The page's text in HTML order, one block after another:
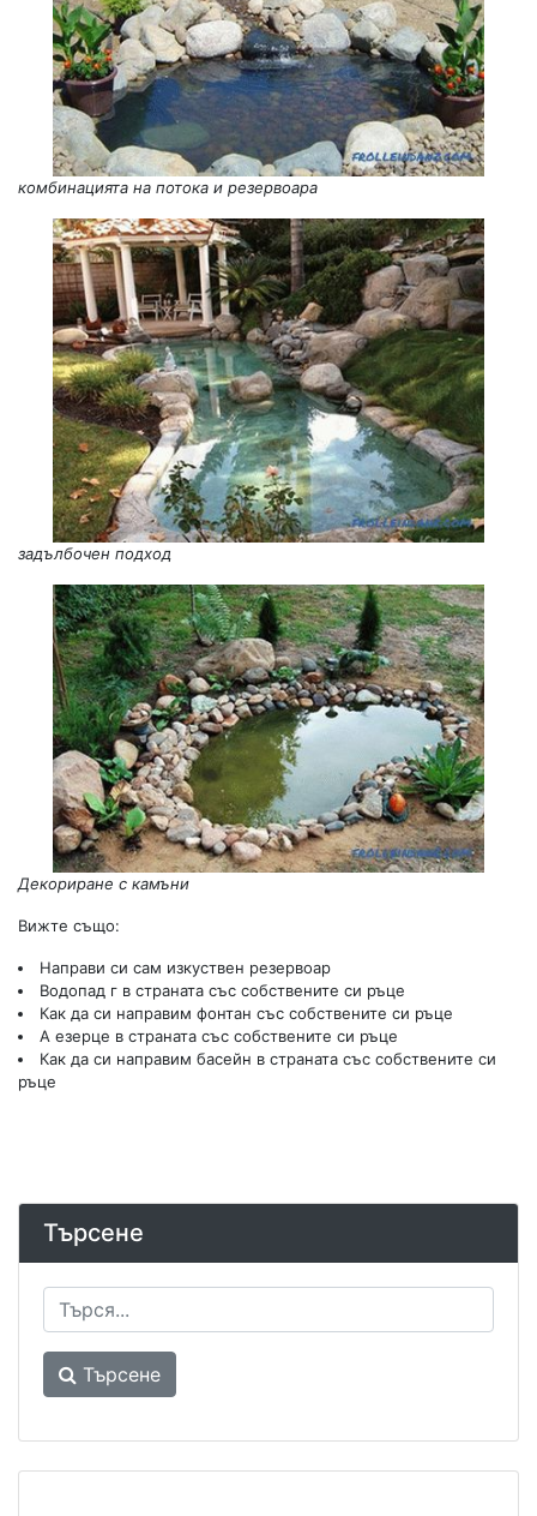
комбинацията на потока и резервоара
задълбочен подход
Декориране с камъни
Вижте също:
Направи си сам изкуствен резервоар
Водопад г в страната със собствените си ръце
Как да си направим фонтан със собствените си ръце
A езерце в страната със собствените си ръце
Как да си направим басейн в страната със собствените си
ръце
Търсене
Търсене